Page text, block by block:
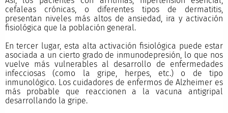
cefaleas crónicas, o diferentes tipos de dermatitis,
presentan niveles más altos de ansiedad, ira y activación
fisiológica que la población general.
En tercer lugar, esta alta activación fisiológica puede estar
asociada a un cierto grado de inmunodepresión, lo que nos
vuelve más vulnerables al desarrollo de enfermedades
infecciosas (como la gripe, herpes, etc.) o de tipo
inmunológico. Los cuidadores de enfermos de Alzheimer es
más probable que reaccionen a la vacuna antigripal
desarrollando la gripe.